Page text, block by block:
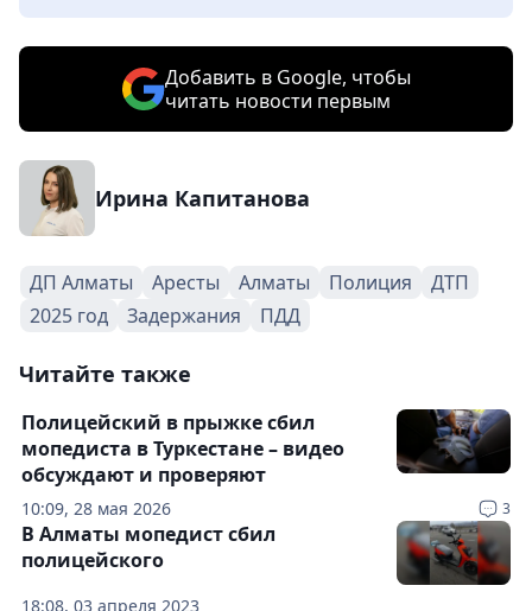
Добавить в Google, чтобы
читать новости первым
Ирина Капитанова
ДП Алматы Аресты Алматы Полиция
ДТП
2025 год
Задержания ПДД
Читайте также
10:09, 28 мая 2026 3
Полицейский в прыжке сбил
мопедиста в Туркестане – видео
обсуждают и проверяют
18:08, 03 апреля 2023
В Алматы мопедист сбил
полицейского